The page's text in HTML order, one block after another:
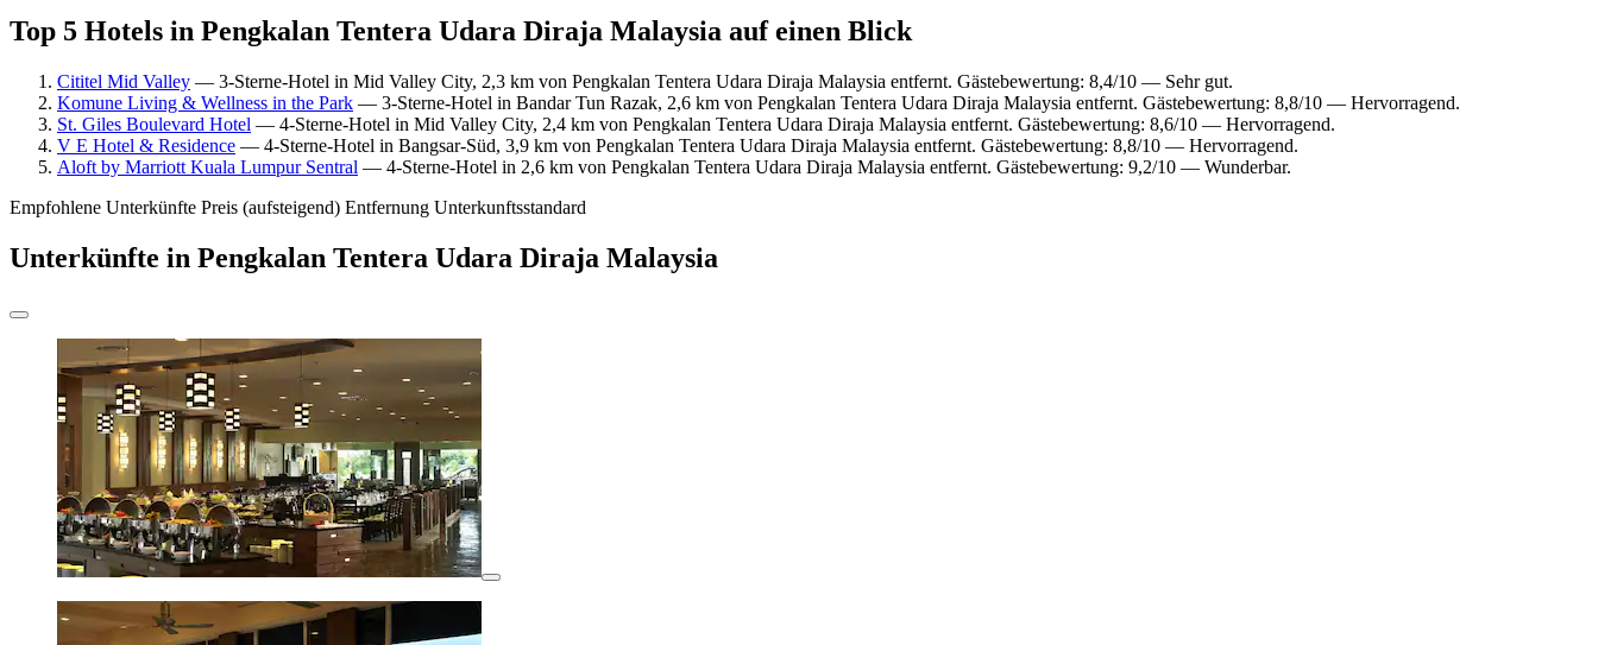
Top 5 Hotels in Pengkalan Tentera Udara Diraja Malaysia auf einen Blick
Cititel Mid Valley — 3-Sterne-Hotel in Mid Valley City, 2,3 km von Pengkalan Tentera Udara Diraja Malaysia entfernt. Gästebewertung: 8,4/10 — Sehr gut.
Komune Living & Wellness in the Park — 3-Sterne-Hotel in Bandar Tun Razak, 2,6 km von Pengkalan Tentera Udara Diraja Malaysia entfernt. Gästebewertung: 8,8/10 — Hervorragend.
St. Giles Boulevard Hotel — 4-Sterne-Hotel in Mid Valley City, 2,4 km von Pengkalan Tentera Udara Diraja Malaysia entfernt. Gästebewertung: 8,6/10 — Hervorragend.
V E Hotel & Residence — 4-Sterne-Hotel in Bangsar-Süd, 3,9 km von Pengkalan Tentera Udara Diraja Malaysia entfernt. Gästebewertung: 8,8/10 — Hervorragend.
Aloft by Marriott Kuala Lumpur Sentral — 4-Sterne-Hotel in 2,6 km von Pengkalan Tentera Udara Diraja Malaysia entfernt. Gästebewertung: 9,2/10 — Wunderbar.
Empfohlene Unterkünfte Preis (aufsteigend) Entfernung Unterkunftsstandard
Unterkünfte in Pengkalan Tentera Udara Diraja Malaysia